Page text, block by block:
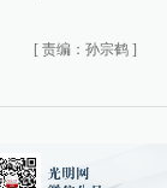
[ 责编：孙宗鹤 ]